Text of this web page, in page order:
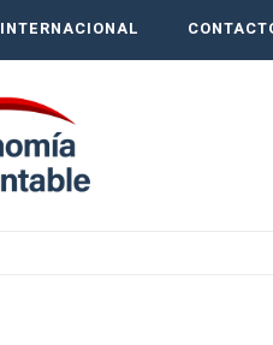
INTERNACIONAL